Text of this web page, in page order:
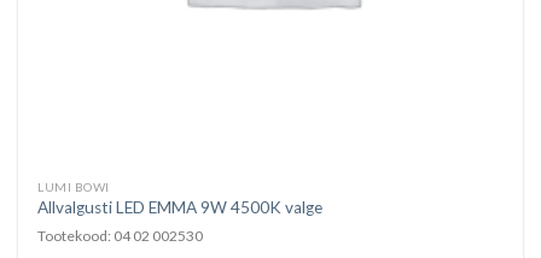
LUMI BOWI
Allvalgusti LED EMMA 9W 4500K valge
Tootekood: 04 02 002530